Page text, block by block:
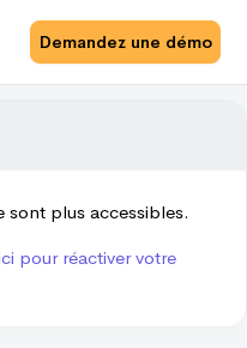
Demandez une démo
sont plus accessibles.
pour réactiver votre